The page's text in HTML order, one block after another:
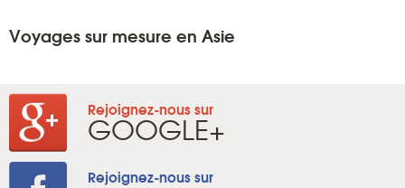
Voyages sur mesure en Asie
Rejoignez-nous sur
GOOGLE+
Rejoignez-nous sur